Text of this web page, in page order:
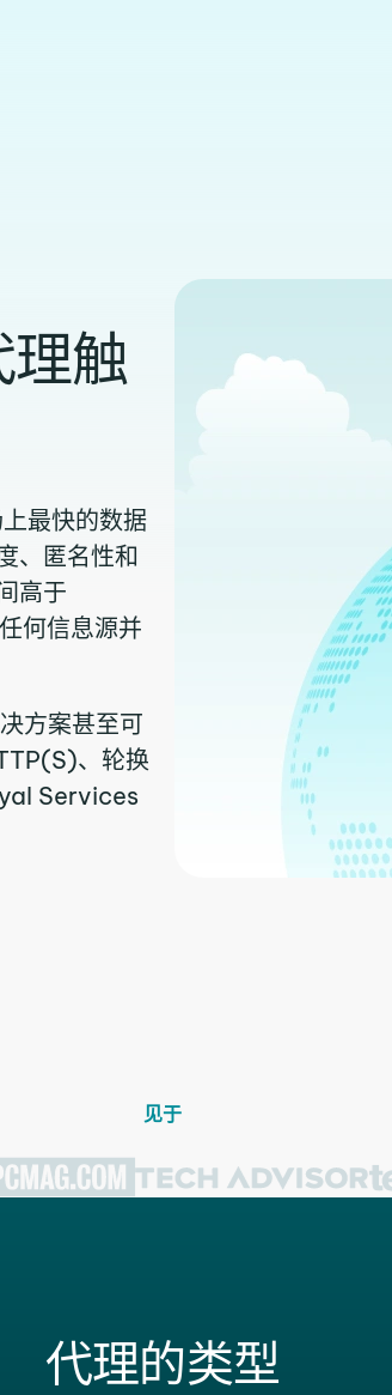
触
最快的数据
、匿名性和
高于
何信息源并
方案甚至可
、轮换
Services
见于
代理的类型